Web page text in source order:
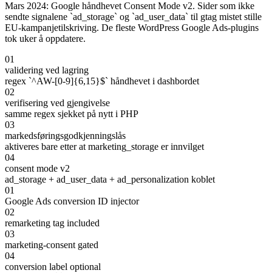
Mars 2024: Google håndhevet Consent Mode v2. Sider som ikke
sendte signalene `ad_storage` og `ad_user_data` til gtag mistet stille
EU-kampanjetilskriving. De fleste WordPress Google Ads-plugins
tok uker å oppdatere.
01
validering ved lagring
regex `^AW-[0-9]{6,15}$` håndhevet i dashbordet
02
verifisering ved gjengivelse
samme regex sjekket på nytt i PHP
03
markedsføringsgodkjenningslås
aktiveres bare etter at marketing_storage er innvilget
04
consent mode v2
ad_storage + ad_user_data + ad_personalization koblet
01
Google Ads conversion ID injector
02
remarketing tag included
03
marketing-consent gated
04
conversion label optional